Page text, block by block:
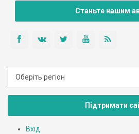
Станьте нашим
Підтримати
Вхід